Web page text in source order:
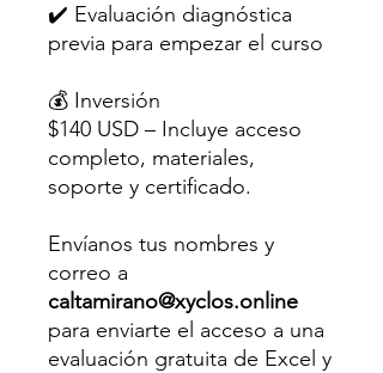
✔️ Evaluación diagnóstica
previa para empezar el curso
💰 Inversión
$140 USD – Incluye acceso
completo, materiales,
soporte y certificado.
Envíanos tus nombres y
correo a
caltamirano@xyclos.online
para enviarte el acceso a una
evaluación gratuita de Excel y